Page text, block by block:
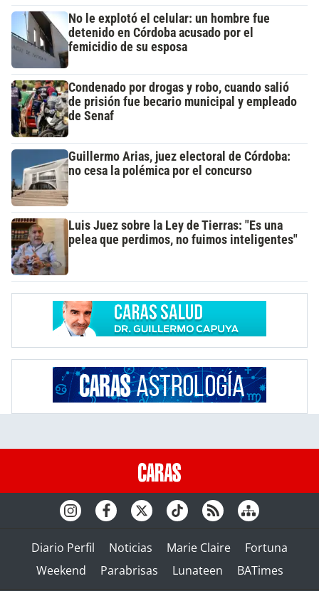
No le explotó el celular: un hombre fue
detenido en Córdoba acusado por el
femicidio de su esposa
Condenado por drogas y robo, cuando salió
de prisión fue becario municipal y empleado
de Senaf
Guillermo Arias, juez electoral de Córdoba:
no cesa la polémica por el concurso
Luis Juez sobre la Ley de Tierras: "Es una
pelea que perdimos, no fuimos inteligentes"
Diario Perfil Noticias Marie Claire
Fortuna
Weekend
Parabrisas Lunateen BATimes